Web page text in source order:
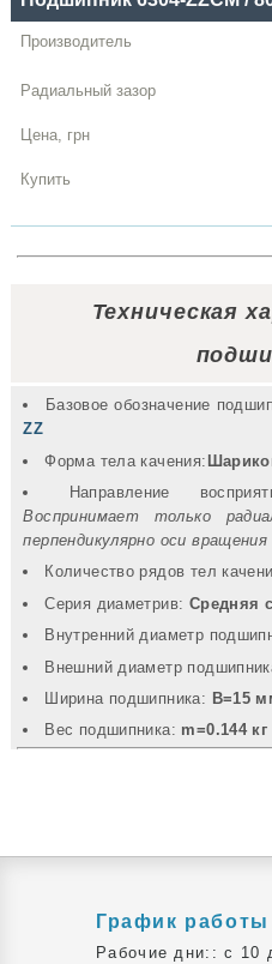
Техническая
Базовое обозначение
ZZ
Форма тела качения:
Направление
Воспринимает только
перпендикулярно оси вращения
Количество рядов тел
Серия диаметрив: Средняя
Внутренний диаметр
Внешний диаметр
Ширина подшипника: B=15
Вec подшипника: m=0.144 кг
График работы
Рабочие дни:: c 10